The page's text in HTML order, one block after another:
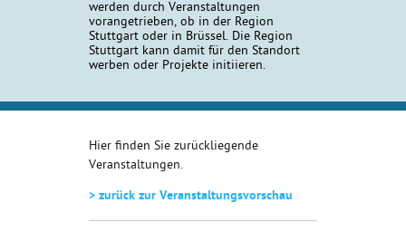
werden durch Veranstaltungen
vorangetrieben, ob in der Region
Stuttgart oder in Brüssel. Die Region
Stuttgart kann damit für den Standort
werben oder Projekte initiieren.
Hier finden Sie zurückliegende
Veranstaltungen.
> zurück zur Veranstaltungsvorschau